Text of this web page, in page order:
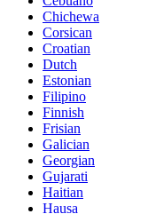
Chichewa
Corsican
Croatian
Dutch
Estonian
Filipino
Finnish
Frisian
Galician
Georgian
Gujarati
Haitian
Hausa